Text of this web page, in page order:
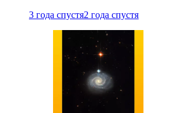
3 года спустя2 года спустя